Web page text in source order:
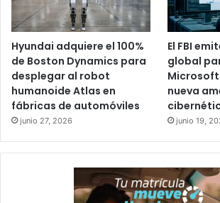
Hyundai adquiere el 100%
de Boston Dynamics para
desplegar al robot
humanoide Atlas en
fábricas de automóviles
junio 27, 2026
El FBI
global
Microsoft
nueva
junio 19,